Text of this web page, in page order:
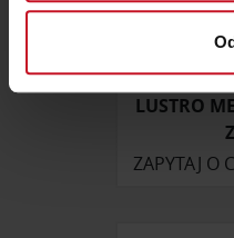
Dowiedz się więcej
dane są przetwarzane
zmienić lub wycofać
Wykorzystujemy pliki
i reklam, aby oferować
LUSTRO
ZAPYTAJ O